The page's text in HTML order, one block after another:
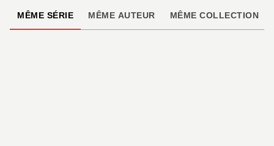
MÊME SÉRIE MÊME AUTEUR MÊME COLLECTION